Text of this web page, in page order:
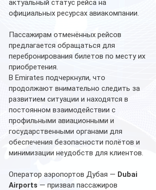
актуальный статус рейса на
официальных ресурсах авиакомпании.
Пассажирам отменённых рейсов
предлагается обращаться для
перебронирования билетов по месту их
приобретения.
В Emirates подчеркнули, что
продолжают внимательно следить за
развитием ситуации и находятся в
постоянном взаимодействии с
профильными авиационными и
государственными органами для
обеспечения безопасности полётов и
минимизации неудобств для клиентов.
Оператор аэропортов Дубая — Dubai
Airports — призвал пассажиров